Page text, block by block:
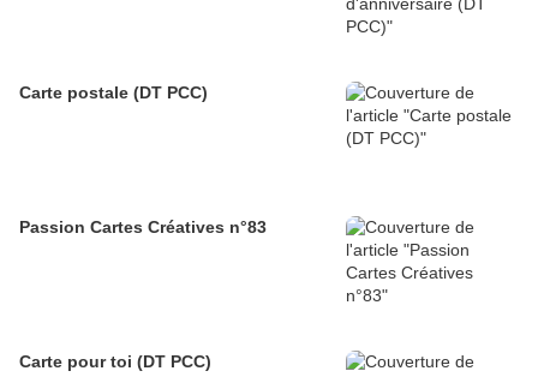
Carte postale (DT PCC)
Passion Cartes Créatives n°83
Carte pour toi (DT PCC)